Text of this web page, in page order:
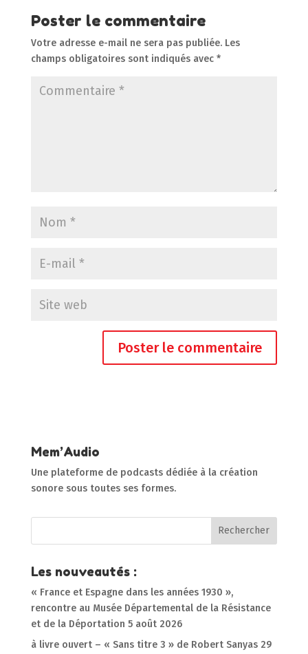
Poster le commentaire
Votre adresse e-mail ne sera pas publiée. Les
champs obligatoires sont indiqués avec *
Mem’Audio
Une plateforme de podcasts dédiée à la création
sonore sous toutes ses formes.
Les nouveautés :
« France et Espagne dans les années 1930 »,
rencontre au Musée Départemental de la Résistance
et de la Déportation 5 août 2026
à livre ouvert – « Sans titre 3 » de Robert Sanyas 29